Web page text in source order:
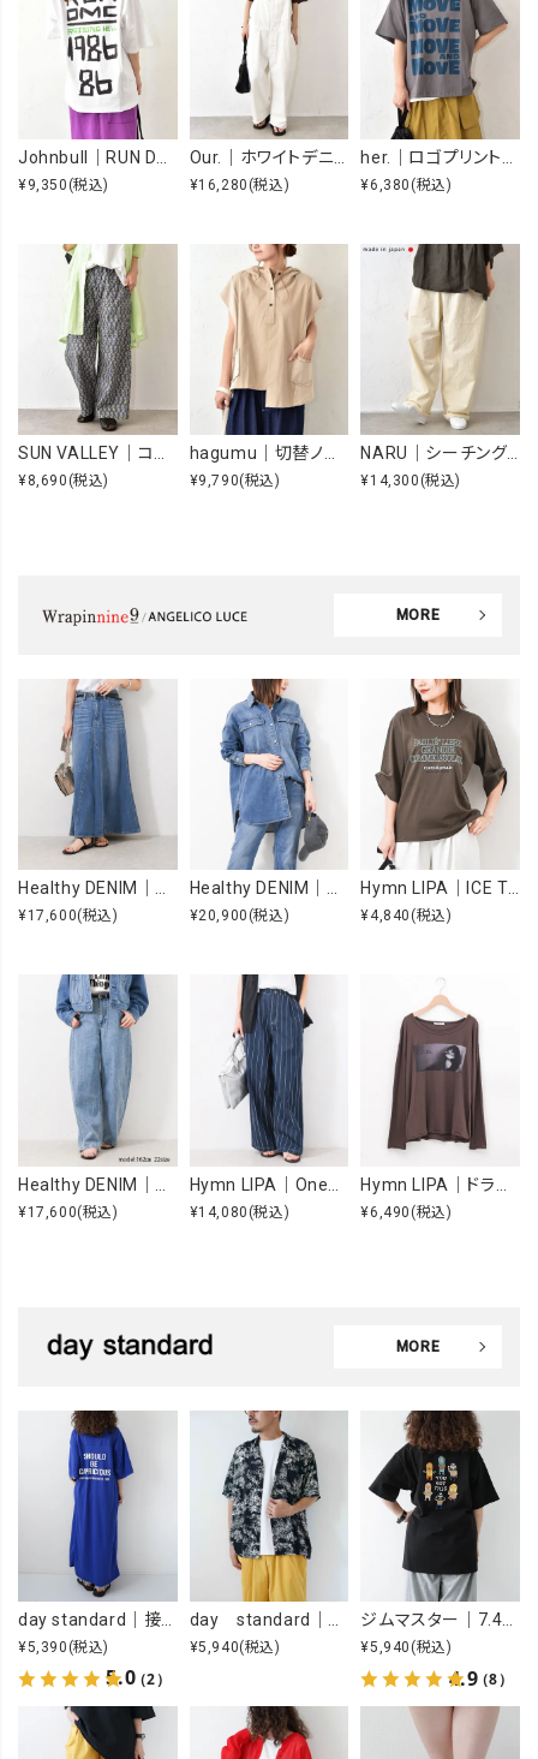
¥9,350 (税込) ¥16,280 (税込) ¥6,380 (税込)
SUN VALLEY｜コットンローンボタニカルプリントパンツ [[SK5060265]][C]
¥8,690 (税込)
hagumu｜切替ノースリーブプルオーバー [[66361091]][C]
¥9,790(税込)
NARU｜シーチングハンドワッシャーノッポパンツ [[643855BE]][C]
¥14,300 (税込)
MORE
Healthy DENIM｜Apricot [[H68205003 Apricot]][F]
¥17,600(税込)
Healthy DENIM｜Almond [[H68967803 Almond]][F]
¥20,900 (税込)
Hymn LIPA｜ICE TOUCH 刺繍ロゴT [[WTS7203]][F]
¥4,840 (税込)
¥17,600(税込) ¥14,080 (税込) ¥6,490 (税込)
MORE
¥5,390 (税込)
5.0（2）
¥5,940(税込) ¥5,940 (税込)
4.9（8）